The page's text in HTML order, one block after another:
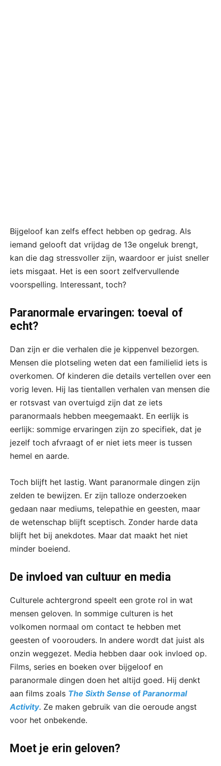
Bijgeloof kan zelfs effect hebben op gedrag. Als
iemand gelooft dat vrijdag de 13e ongeluk brengt,
kan die dag stressvoller zijn, waardoor er juist sneller
iets misgaat. Het is een soort zelfvervullende
voorspelling. Interessant, toch?
Paranormale ervaringen: toeval of
echt?
Dan zijn er die verhalen die je kippenvel bezorgen.
Mensen die plotseling weten dat een familielid iets is
overkomen. Of kinderen die details vertellen over een
vorig leven. Hij las tientallen verhalen van mensen die
er rotsvast van overtuigd zijn dat ze iets
paranormaals hebben meegemaakt. En eerlijk is
eerlijk: sommige ervaringen zijn zo specifiek, dat je
jezelf toch afvraagt of er niet iets meer is tussen
hemel en aarde.
Toch blijft het lastig. Want paranormale dingen zijn
zelden te bewijzen. Er zijn talloze onderzoeken
gedaan naar mediums, telepathie en geesten, maar
de wetenschap blijft sceptisch. Zonder harde data
blijft het bij anekdotes. Maar dat maakt het niet
minder boeiend.
De invloed van cultuur en media
Culturele achtergrond speelt een grote rol in wat
mensen geloven. In sommige culturen is het
volkomen normaal om contact te hebben met
geesten of voorouders. In andere wordt dat juist als
onzin weggezet. Media hebben daar ook invloed op.
Films, series en boeken over bijgeloof en
paranormale dingen doen het altijd goed. Hij denkt
aan films zoals The Sixth Sense of Paranormal
Activity. Ze maken gebruik van die oeroude angst
voor het onbekende.
Moet je erin geloven?